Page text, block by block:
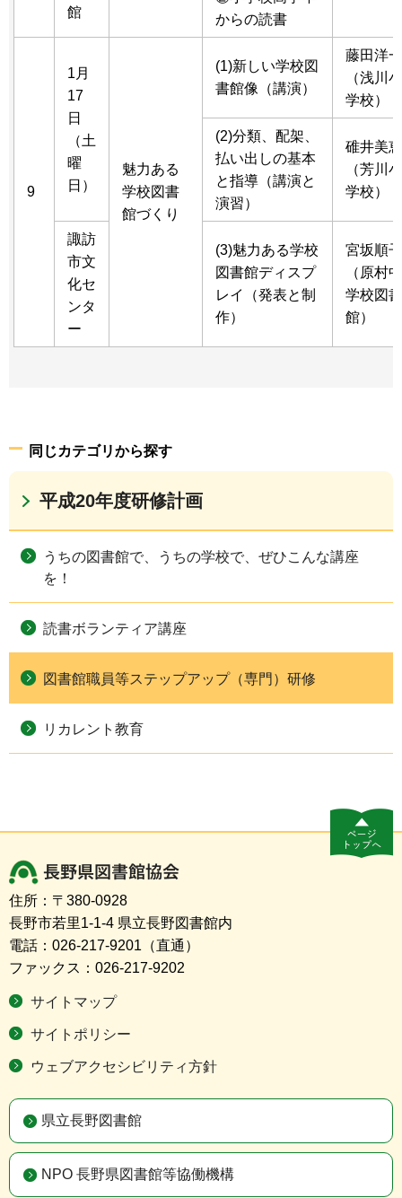
館
からの読書
9
1月
17
日
（土
曜
日）
魅力ある
学校図書
館づくり
(1)新しい学校図
書館像（講演）
藤田洋一
（浅川小
学校）
(2)分類、配架、
払い出しの基本
と指導（講演と
演習）
碓井美恵
（芳川小
学校）
諏訪
市文
化セ
ンタ
ー
(3)魅力ある学校
図書館ディスプ
レイ（発表と制
作）
宮坂順子
（原村中
学校図書
館）
同じカテゴリから探す
平成20年度研修計画
うちの図書館で、うちの学校で、ぜひこんな講座
を！
読書ボランティア講座
図書館職員等ステップアップ（専門）研修
リカレント教育
住所：〒380-0928
長野市若里1-1-4 県立長野図書館内
電話：026-217-9201（直通）
ファックス：026-217-9202
サイトマップ
サイトポリシー
ウェブアクセシビリティ方針
県立長野図書館
NPO 長野県図書館等協働機構